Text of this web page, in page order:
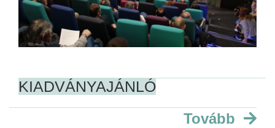
KIADVÁNYAJÁNLÓ
Tovább